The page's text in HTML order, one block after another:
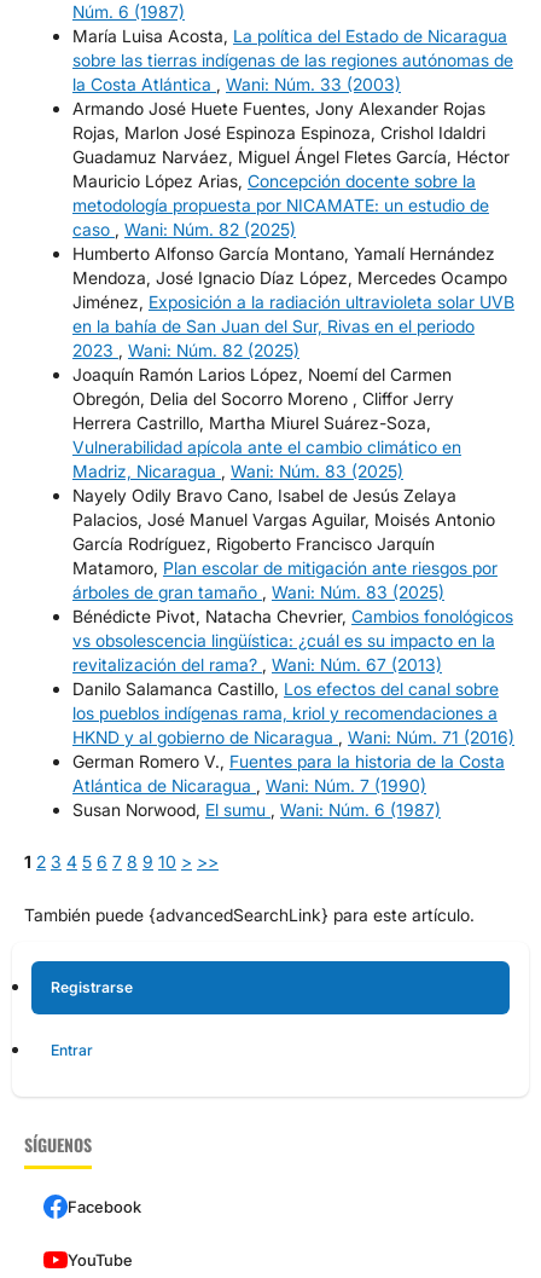
Núm. 6 (1987)
María Luisa Acosta, La política del Estado de Nicaragua
sobre las tierras indígenas de las regiones autónomas de
la Costa Atlántica , Wani: Núm. 33 (2003)
Armando José Huete Fuentes, Jony Alexander Rojas
Rojas, Marlon José Espinoza Espinoza, Crishol Idaldri
Guadamuz Narváez, Miguel Ángel Fletes García, Héctor
Mauricio López Arias, Concepción docente sobre la
metodología propuesta por NICAMATE: un estudio de
caso , Wani: Núm. 82 (2025)
Humberto Alfonso García Montano, Yamalí Hernández
Mendoza, José Ignacio Díaz López, Mercedes Ocampo
Jiménez, Exposición a la radiación ultravioleta solar UVB
en la bahía de San Juan del Sur, Rivas en el periodo
2023 , Wani: Núm. 82 (2025)
Joaquín Ramón Larios López, Noemí del Carmen
Obregón, Delia del Socorro Moreno , Cliffor Jerry
Herrera Castrillo, Martha Miurel Suárez-Soza,
Vulnerabilidad apícola ante el cambio climático en
Madriz, Nicaragua , Wani: Núm. 83 (2025)
Nayely Odily Bravo Cano, Isabel de Jesús Zelaya
Palacios, José Manuel Vargas Aguilar, Moisés Antonio
García Rodríguez, Rigoberto Francisco Jarquín
Matamoro, Plan escolar de mitigación ante riesgos por
árboles de gran tamaño , Wani: Núm. 83 (2025)
Bénédicte Pivot, Natacha Chevrier, Cambios fonológicos
vs obsolescencia lingüística: ¿cuál es su impacto en la
revitalización del rama? , Wani: Núm. 67 (2013)
Danilo Salamanca Castillo, Los efectos del canal sobre
los pueblos indígenas rama, kriol y recomendaciones a
HKND y al gobierno de Nicaragua , Wani: Núm. 71 (2016)
German Romero V., Fuentes para la historia de la Costa
Atlántica de Nicaragua , Wani: Núm. 7 (1990)
Susan Norwood, El sumu , Wani: Núm. 6 (1987)
1 2 3 4 5 6 7 8 9 10 > >>
También puede {advancedSearchLink} para este artículo.
Registrarse
Entrar
SÍGUENOS
Facebook
YouTube